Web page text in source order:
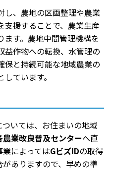
し、農地の区画整理や農業
支援することで、農業生産
す。農地中間管理機構を
益作物への転換、水管理の
保と持続可能な地域農業の
ています。
いては、お住まいの地域
農業改良普及センターへ直
によってはGビズIDの取得
ありますので、早めの準